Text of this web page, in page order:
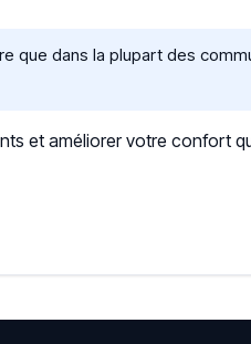
que dans la plupart des
et améliorer votre confort